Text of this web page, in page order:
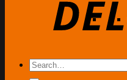
Search
for: